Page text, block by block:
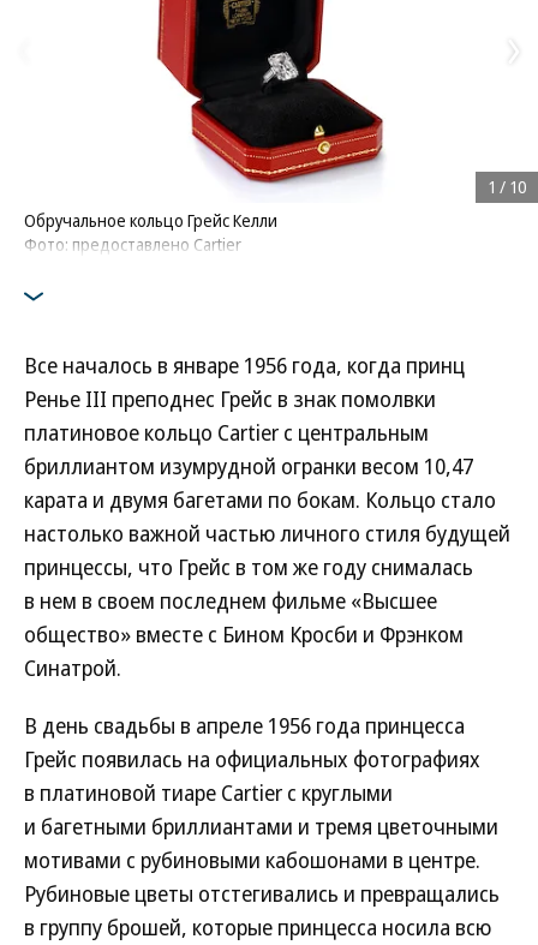
Обручальное кольцо Грейс Келли
Фото: предоставлено Cartier
1 / 10
Все началось в январе 1956 года, когда принц
Ренье III преподнес Грейс в знак помолвки
платиновое кольцо Cartier с центральным
бриллиантом изумрудной огранки весом 10,47
карата и двумя багетами по бокам. Кольцо стало
настолько важной частью личного стиля будущей
принцессы, что Грейс в том же году снималась
в нем в своем последнем фильме «Высшее
общество» вместе с Бином Кросби и Фрэнком
Синатрой.
В день свадьбы в апреле 1956 года принцесса
Грейс появилась на официальных фотографиях
в платиновой тиаре Cartier с круглыми
и багетными бриллиантами и тремя цветочными
мотивами с рубиновыми кабошонами в центре.
Рубиновые цветы отстегивались и превращались
в группу брошей, которые принцесса носила всю